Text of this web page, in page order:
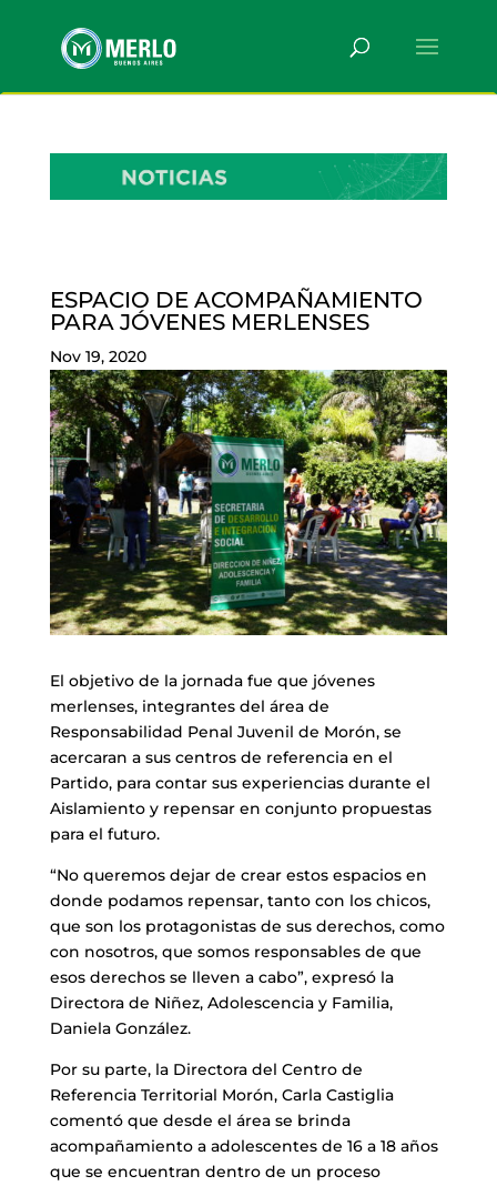
ESPACIO DE ACOMPAÑAMIENTO
PARA JÓVENES MERLENSES
Nov 19, 2020
El objetivo de la jornada fue que jóvenes
merlenses, integrantes del área de
Responsabilidad Penal Juvenil de Morón, se
acercaran a sus centros de referencia en el
Partido, para contar sus experiencias durante el
Aislamiento y repensar en conjunto propuestas
para el futuro.
“No queremos dejar de crear estos espacios en
donde podamos repensar, tanto con los chicos,
que son los protagonistas de sus derechos, como
con nosotros, que somos responsables de que
esos derechos se lleven a cabo”, expresó la
Directora de Niñez, Adolescencia y Familia,
Daniela González.
Por su parte, la Directora del Centro de
Referencia Territorial Morón, Carla Castiglia
comentó que desde el área se brinda
acompañamiento a adolescentes de 16 a 18 años
que se encuentran dentro de un proceso